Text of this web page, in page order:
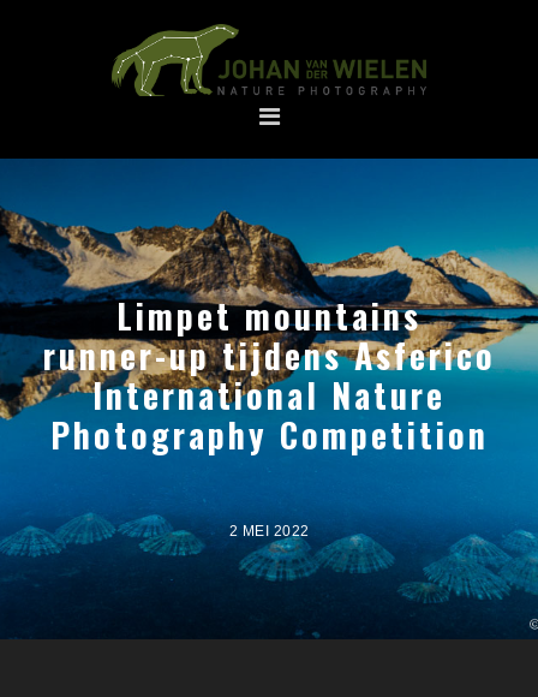
Limpet mountains
runner-up tijdens Asferico
International Nature
Photography Competition
2 MEI 2022